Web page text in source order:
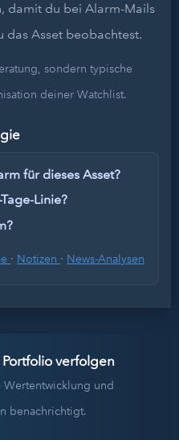
damit du bei Alarm-Mails
Asset beobachtest.
sondern typische
deiner Watchlist.
für dieses Asset?
Linie?
· Notizen · News-Analysen
verfolgen
und
benachrichtigt.